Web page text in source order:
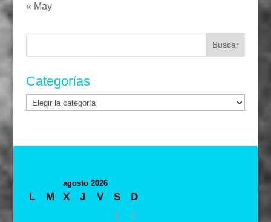
« May
Buscar:
Categorías
Categorías
agosto 2026
L M X J V S
D
1
2